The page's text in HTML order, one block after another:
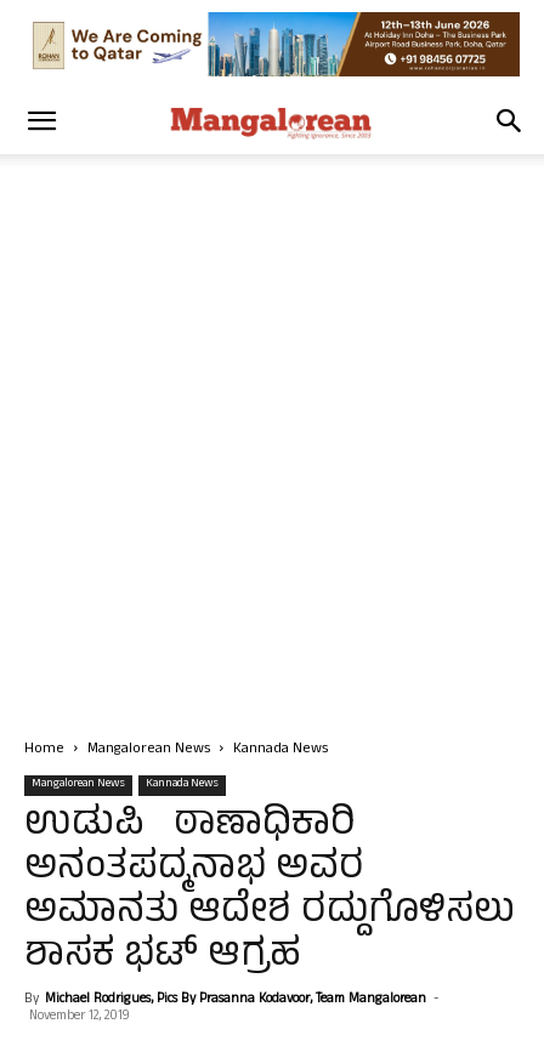
Home Mangalorean News Kannada News
Mangalorean News Kannada News
ಉಡುಪಿ ಠಾಣಾಧಿಕಾರಿ
ಅನಂತಪದ್ಮನಾಭ ಅವರ
ಅಮಾನತು ಆದೇಶ ರದ್ದುಗೊಳಿಸಲು
ಶಾಸಕ ಭಟ್ ಆಗ್ರಹ
By Michael Rodrigues, Pics By Prasanna Kodavoor, Team Mangalorean -
November 12, 2019